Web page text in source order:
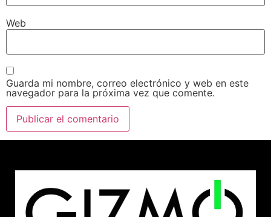
Web
Guarda mi nombre, correo electrónico y web en este
navegador para la próxima vez que comente.